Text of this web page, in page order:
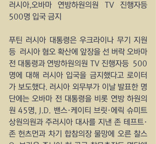
러시아,오바마 연방하원의원 TV 진행자등
500명 입국 금지
푸틴 러시아 대통령은 우크라이나 무기 지원
등  러시아 혐오 확산에 앞장을 선 버락 오바마
전 대통령과 연방하원의원 TV 진행자등  500
명에 대해 러시아 입국을 금지했다고 로이터
가 보도했다. 러시아 외무부가 이날 발표한 명
단에는 오바마 전 대통령을 비롯 연방 하원의
원 45명, J.D. 밴스·케이티 브릿·에릭 슈미트
상원의원과 주러시아 대사를 지낸 존 테프트·
존 헌츠먼과 차기 합참의장 물망에 오른 찰스